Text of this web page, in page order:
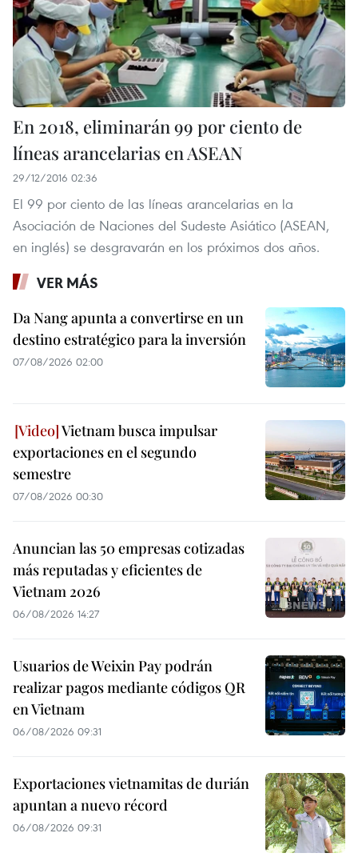
En 2018, eliminarán 99 por ciento de
líneas arancelarias en ASEAN
29/12/2016 02:36
El 99 por ciento de las líneas arancelarias en la
Asociación de Naciones del Sudeste Asiático (ASEAN,
en inglés) se desgravarán en los próximos dos años.
VER MÁS
Da Nang apunta a convertirse en un
destino estratégico para la inversión
07/08/2026 02:00
Vietnam busca impulsar
exportaciones en el segundo
semestre
07/08/2026 00:30
Anuncian las 50 empresas cotizadas
más reputadas y eficientes de
Vietnam 2026
06/08/2026 14:27
Usuarios de Weixin Pay podrán
realizar pagos mediante códigos QR
en Vietnam
06/08/2026 09:31
Exportaciones vietnamitas de durián
apuntan a nuevo récord
06/08/2026 09:31